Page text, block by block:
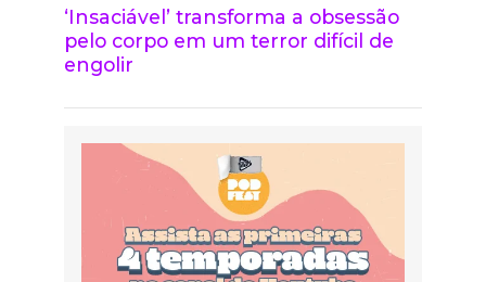
‘Insaciável’ transforma a obsessão
pelo corpo em um terror difícil de
engolir